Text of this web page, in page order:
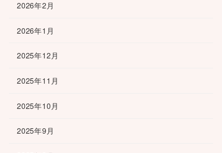
2026年2月
2026年1月
2025年12月
2025年11月
2025年10月
2025年9月